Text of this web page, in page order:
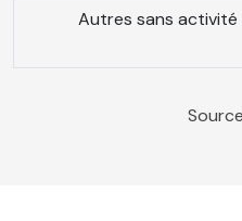
Autres sans activité